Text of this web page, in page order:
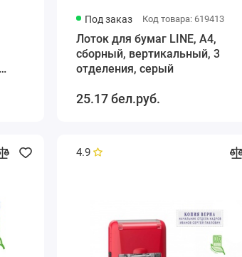
Под заказ Код товара: 619413
Лоток для бумаг LINE, А4,
сборный, вертикальный, 3
отделения, серый
25.17 бел.руб.
4.9